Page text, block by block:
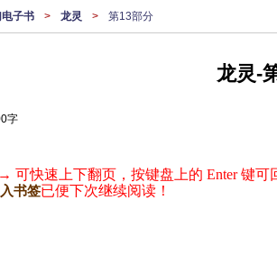
子书 > 龙灵 > 第13部分
龙灵-
字
快速上下翻页，按键盘上的 Enter 键可
书签已便下次继续阅读！